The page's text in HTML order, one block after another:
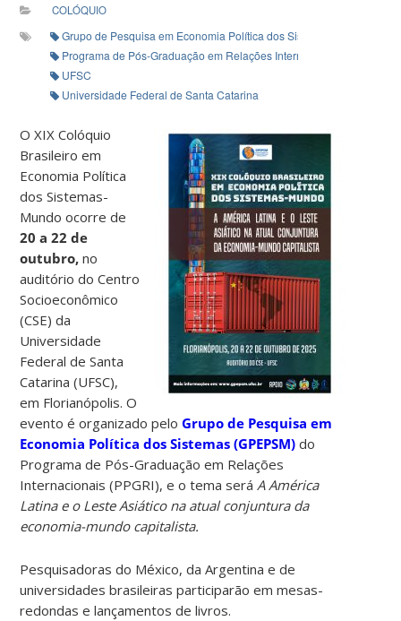
COLÓQUIO
Grupo de Pesquisa em Economia Política dos Sistemas (GPEPSM)
Programa de Pós-Graduação em Relações Internacionais (PPGRI)
UFSC
Universidade Federal de Santa Catarina
O XIX Colóquio
Brasileiro em
Economia Política
dos Sistemas-
Mundo ocorre de
20 a 22 de
outubro, no
auditório do Centro
Socioeconômico
(CSE) da
Universidade
Federal de Santa
Catarina (UFSC),
em Florianópolis. O
evento é organizado peloGrupo de Pesquisa em
Economia Política dos Sistemas (GPEPSM) do
Programa de Pós-Graduação em Relações
Internacionais (PPGRI), e o tema seráA América
Latina e o Leste Asiático na atual conjuntura da
economia-mundo capitalista.
Pesquisadoras do México, da Argentina e de
universidades brasileiras participarão em mesas-
redondas e lançamentos de livros.